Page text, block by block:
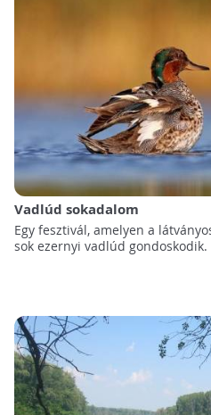
Vadlúd sokadalom
Egy fesztivál, amelyen a
sok ezernyi vadlúd gondoskodik.